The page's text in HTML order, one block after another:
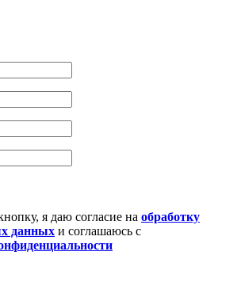
я даю согласие на обработку
данных и соглашаюсь с